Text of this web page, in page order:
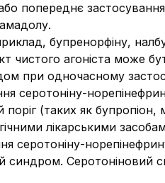
попереднє
бупренорфіну,
чистого агоніста може
одночасному
серотоніну-
(таких як бупропіон,
лікарськими
серотоніну-
Серотоніновий